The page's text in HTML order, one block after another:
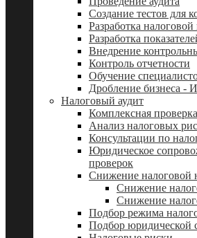
Создание тестов для
Разработка
Разработка
Внедрение
Контроль отчетности
Обучение
Дробление бизнеса -
Налоговый аудит
Комплексная проверка
Анализ налоговых
Консультации по
Юридическое
проверок
Снижение налоговой
Снижение
Снижение
Подбор режима
Подбор юридической